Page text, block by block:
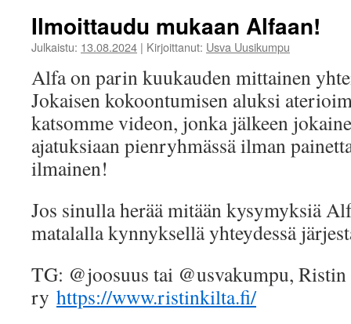
Ilmoittaudu mukaan Alfaan!
Julkaistu: 13.08.2024 | Kirjoittanut: Usva Uusikumpu
Alfa on parin kuukauden mittainen
Jokaisen kokoontumisen aluksi
katsomme videon, jonka jälkeen
ajatuksiaan pienryhmässä ilman
ilmainen!
Jos sinulla herää mitään kysymyksiä
matalalla kynnyksellä yhteydessä
TG: @joosuus tai @usvakumpu,
ry https://www.ristinkilta.fi/